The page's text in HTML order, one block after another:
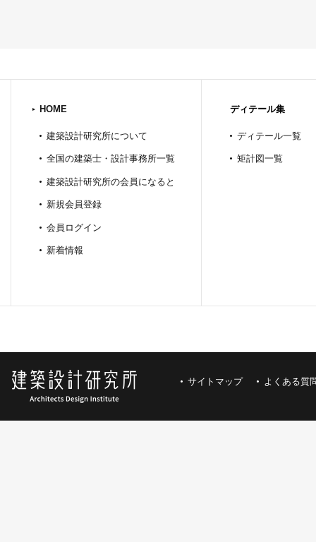
HOME
建築設計研究所について
全国の建築士・設計事務所一覧
建築設計研究所の会員になると
新規会員登録
会員ログイン
新着情報
ディテール集
ディテール一覧
矩計図一覧
サイトマップ よくある質